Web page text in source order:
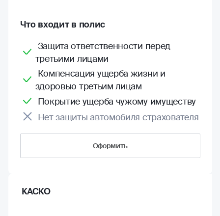
Что входит в полис
Защита ответственности перед
третьими лицами
Компенсация ущерба жизни и
здоровью третьим лицам
Покрытие ущерба чужому имуществу
Нет защиты автомобиля страхователя
Оформить
КАСКО